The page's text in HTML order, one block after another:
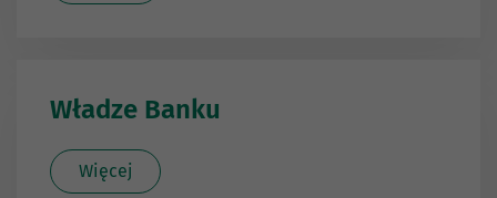
Władze Banku
Więcej